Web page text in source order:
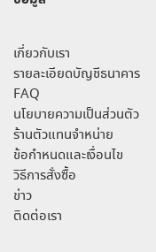
เกี่ยวกับเรา
รายละเอียดบัญชีธนาคาร
FAQ
นโยบายความเป็นส่วนตัว
ร้านตัวแทนจำหน่าย
ข้อกำหนดและเงื่อนไข
วิธีการสั่งซื้อ
ข่าว
ติดต่อเรา